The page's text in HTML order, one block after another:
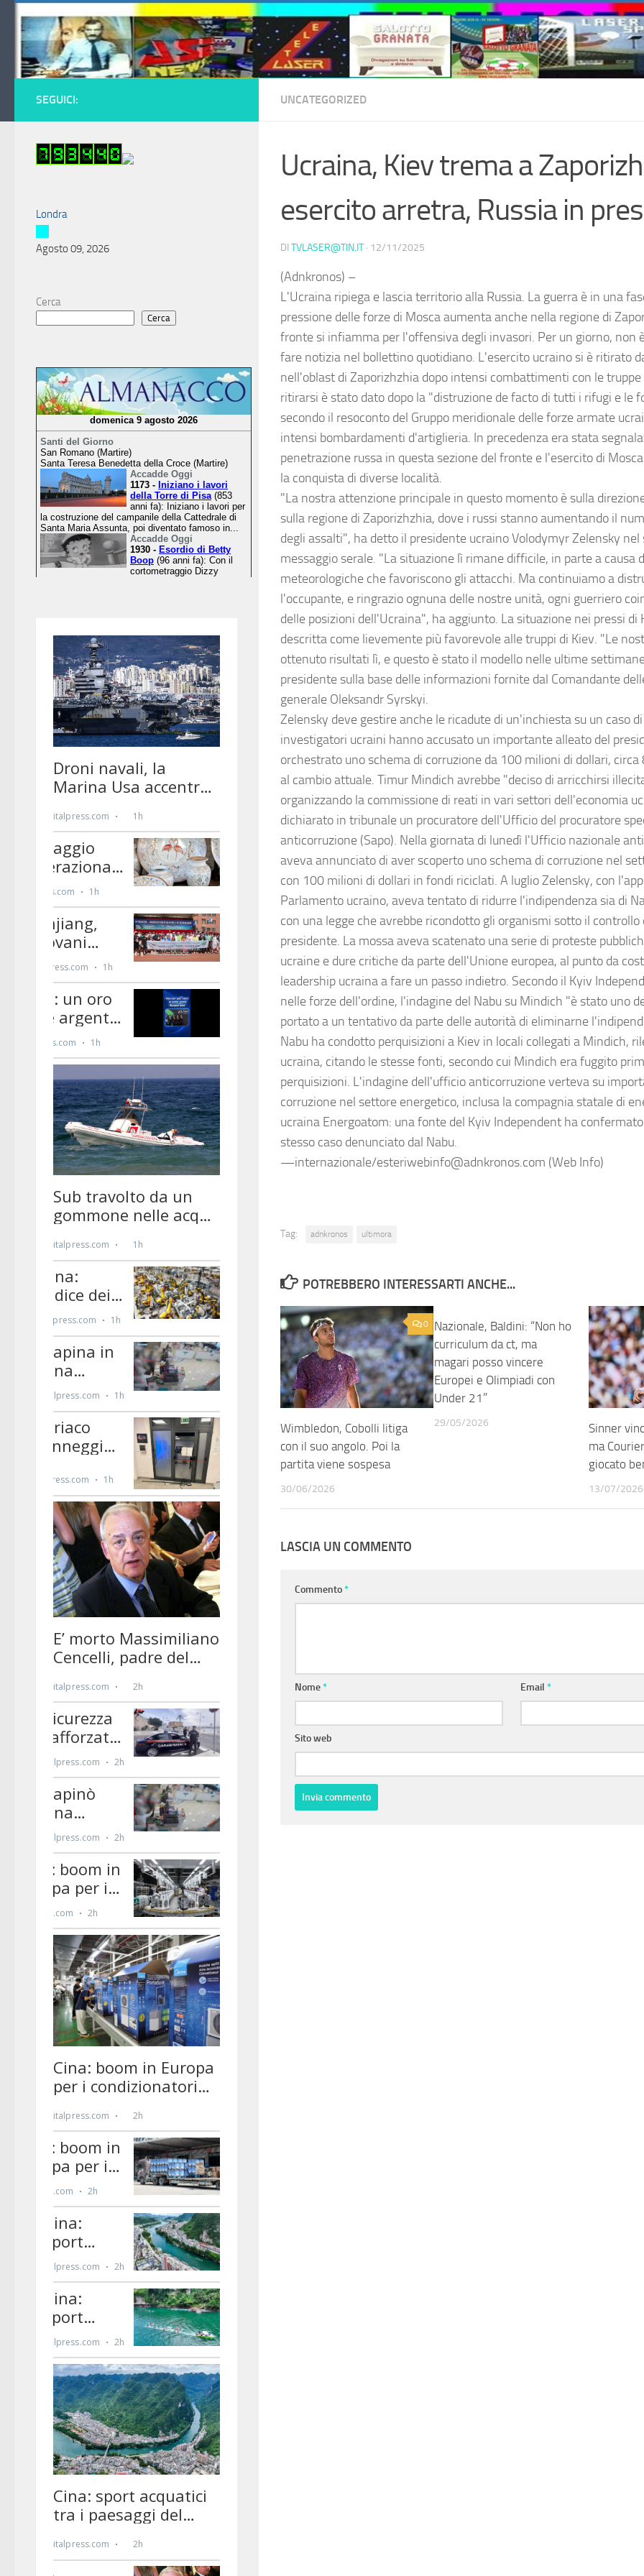
Salta al contenuto
UNCATEGORIZED
Ucraina, Kiev trema a
esercito arretra, Russia in
DI TVLASER@TIN.IT · 12/11/2025
(Adnkronos) –
L'Ucraina ripiega e lascia territorio alla Russia. La guerra è in una
pressione delle forze di Mosca aumenta anche nella regione di
fronte si infiamma per l'offensiva degli invasori. Per un giorno, non
fare notizia nel bollettino quotidiano. L'esercito ucraino si è ritirato
nell'oblast di Zaporizhzhia dopo intensi combattimenti con le truppe
ritirarsi è stato dato dopo la "distruzione de facto di tutti i rifugi e le
secondo il resoconto del Gruppo meridionale delle forze armate
intensi bombardamenti d'artiglieria. In precedenza era stata
penetrazione russa in questa sezione del fronte e l'esercito di
la conquista di diverse località.
"La nostra attenzione principale in questo momento è sulla
sulla regione di Zaporizhzhia, dove i russi stanno aumentando il
degli assalti", ha detto il presidente ucraino Volodymyr Zelensky nel
messaggio serale. "La situazione lì rimane difficile, in parte a causa
meteorologiche che favoriscono gli attacchi. Ma continuiamo a
l'occupante, e ringrazio ognuna delle nostre unità, ogni guerriero
delle posizioni dell'Ucraina", ha aggiunto. La situazione nei pressi di
descritta come lievemente più favorevole alle truppi di Kiev. "Le
ottenuto risultati lì, e questo è stato il modello nelle ultime
presidente sulla base delle informazioni fornite dal Comandante
generale Oleksandr Syrskyi.
Zelensky deve gestire anche le ricadute di un'inchiesta su un caso
investigatori ucraini hanno accusato un importante alleato del
orchestrato uno schema di corruzione da 100 milioni di dollari,
al cambio attuale. Timur Mindich avrebbe "deciso di arricchirsi
organizzando la commissione di reati in vari settori dell'economia
dichiarato in tribunale un procuratore dell'Ufficio del procuratore
anticorruzione (Sapo). Nella giornata di lunedì l'Ufficio nazionale
aveva annunciato di aver scoperto uno schema di corruzione nel
con 100 milioni di dollari in fondi riciclati. A luglio Zelensky, con
Parlamento ucraino, aveva tentato di ridurre l'indipendenza sia di
con una legge che avrebbe ricondotto gli organismi sotto il
presidente. La mossa aveva scatenato una serie di proteste
ucraine e dure critiche da parte dell'Unione europea, al punto da
leadership ucraina a fare un passo indietro. Secondo il Kyiv
nelle forze dell'ordine, l'indagine del Nabu su Mindich "è stato uno
portato a un tentativo da parte delle autorità di eliminarne
Nabu ha condotto perquisizioni a Kiev in locali collegati a Mindich,
ucraina, citando le stesse fonti, secondo cui Mindich era fuggito
perquisizioni. L'indagine dell'ufficio anticorruzione verteva su
corruzione nel settore energetico, inclusa la compagnia statale di
ucraina Energoatom: una fonte del Kyiv Independent ha
stesso caso denunciato dal Nabu.
—internazionale/esteriwebinfo@adnkronos.com (Web Info)
Tag: adnkronos ultimora
POTREBBERO INTERESSARTI ANCHE...
0
Wimbledon, Cobolli litiga
con il suo angolo. Poi la
partita viene sospesa
30/06/2026
Nazionale, Baldini: “Non ho
curriculum da ct, ma
magari posso vincere
Europei e Olimpiadi con
Under 21”
29/05/2026
Sinner
ma
giocato
13/07/2026
LASCIA UN COMMENTO
Commento*
Nome* Email*
Sito web
SEGUICI:
Londra
Agosto 09, 2026
Cerca
Cerca